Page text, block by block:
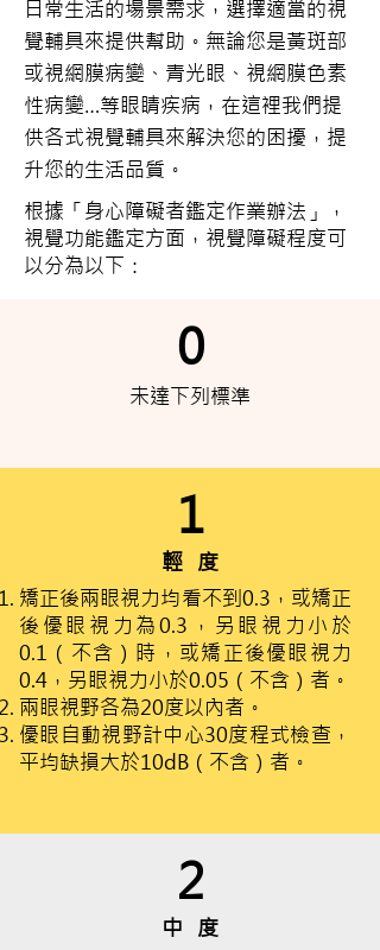
日常生活的場景需求，選擇適當的視
覺輔具來提供幫助。無論您是黃斑部
或視網膜病變、青光眼、視網膜色素
性病變…等眼睛疾病，在這裡我們提
供各式視覺輔具來解決您的困擾，提
升您的生活品質。
根據「身心障礙者鑑定作業辦法」，
視覺功能鑑定方面，視覺障礙程度可
以分為以下：
0
未達下列標準
1
輕 度
矯正後兩眼視力均看不到0.3，或矯正
後優眼視力為0.3，另眼視力小於
0.1（不含）時，或矯正後優眼視力
0.4，另眼視力小於0.05（不含）者。
兩眼視野各為20度以內者。
優眼自動視野計中心30度程式檢查，
平均缺損大於10dB（不含）者。
2
中 度